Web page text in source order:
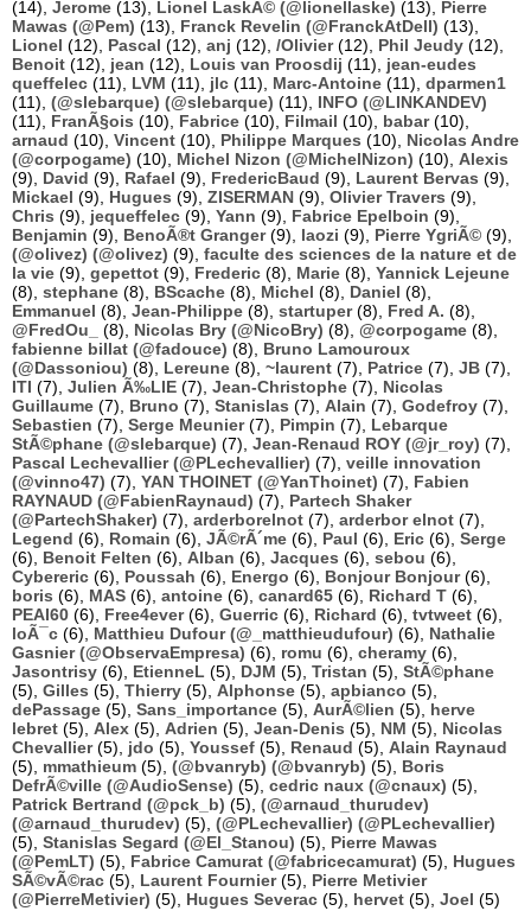
(14), Jerome (13), Lionel LaskÃ© (@lionellaske) (13), Pierre
Mawas (@Pem) (13), Franck Revelin (@FranckAtDell) (13),
Lionel (12), Pascal (12), anj (12), /Olivier(12), Phil Jeudy (12),
Benoit (12), jean (12), Louis van Proosdij (11), jean-eudes
queffelec (11), LVM (11), jlc (11), Marc-Antoine (11), dparmen1
(11), (@slebarque) (@slebarque) (11), INFO (@LINKANDEV)
(11), FranÃ§ois (10), Fabrice (10), Filmail (10), babar(10),
arnaud (10), Vincent (10), Philippe Marques (10), Nicolas Andre
(@corpogame) (10), Michel Nizon (@MichelNizon) (10), Alexis
(9), David (9), Rafael (9), FredericBaud (9), Laurent Bervas (9),
Mickael (9), Hugues (9), ZISERMAN (9), Olivier Travers (9),
Chris (9), jequeffelec (9), Yann (9), Fabrice Epelboin (9),
Benjamin (9), BenoÃ®t Granger(9), laozi (9), Pierre YgriÃ© (9),
(@olivez) (@olivez) (9), faculte des sciences de la nature et de
la vie (9), gepettot (9), Frederic (8), Marie (8), Yannick Lejeune
(8), stephane (8), BScache (8), Michel (8), Daniel (8),
Emmanuel (8), Jean-Philippe (8), startuper(8), Fred A. (8),
@FredOu_
(8), Nicolas Bry (@NicoBry) (8), @corpogame (8),
fabienne billat (@fadouce) (8), Bruno Lamouroux
(@Dassoniou) (8), Lereune (8), ~laurent (7), Patrice (7), JB (7),
ITI (7), Julien Ã‰LIE (7), Jean-Christophe (7), Nicolas
Guillaume (7), Bruno (7), Stanislas (7), Alain (7), Godefroy (7),
Sebastien (7), Serge Meunier(7), Pimpin (7), Lebarque
StÃ©phane (@slebarque) (7), Jean-Renaud ROY (@jr_roy) (7),
Pascal Lechevallier (@PLechevallier) (7), veille innovation
(@vinno47) (7), YAN THOINET (@YanThoinet) (7), Fabien
RAYNAUD (@FabienRaynaud) (7), Partech Shaker
(@PartechShaker) (7), arderborelnot (7), arderbor elnot (7),
Legend (6), Romain (6), JÃ©rÃ´me (6), Paul (6), Eric (6), Serge
(6), Benoit Felten (6), Alban (6), Jacques (6), sebou (6),
Cybereric (6), Poussah (6), Energo (6), Bonjour Bonjour(6),
boris (6), MAS (6), antoine (6), canard65 (6), Richard T (6),
PEAI60 (6), Free4ever(6), Guerric (6), Richard (6), tvtweet (6),
loÃ¯c (6), Matthieu Dufour (@_matthieudufour) (6), Nathalie
Gasnier (@ObservaEmpresa) (6), romu (6), cheramy (6),
Jasontrisy (6), EtienneL (5), DJM (5), Tristan (5), StÃ©phane
(5), Gilles (5), Thierry (5), Alphonse (5), apbianco (5),
dePassage (5), Sans_importance (5), AurÃ©lien (5), herve
lebret (5), Alex (5), Adrien (5), Jean-Denis (5), NM (5), Nicolas
Chevallier(5), jdo (5), Youssef (5), Renaud (5), Alain Raynaud
(5), mmathieum (5), (@bvanryb) (@bvanryb) (5), Boris
DefrÃ©ville (@AudioSense) (5), cedric naux (@cnaux) (5),
Patrick Bertrand (@pck_b) (5), (@arnaud_thurudev)
(@arnaud_thurudev) (5), (@PLechevallier) (@PLechevallier)
(5), Stanislas Segard (@El_Stanou) (5), Pierre Mawas
(@PemLT) (5), Fabrice Camurat (@fabricecamurat) (5), Hugues
SÃ©vÃ©rac (5), Laurent Fournier(5), Pierre Metivier
(@PierreMetivier) (5), Hugues Severac (5), hervet (5), Joel (5)